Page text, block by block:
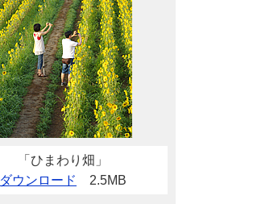
「ひまわり畑」
ダウンロード
2.5MB